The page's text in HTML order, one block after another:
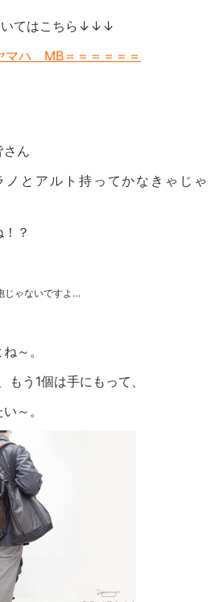
いてはこちら↓↓↓
マハ MB＝＝＝＝＝＝
さん
ノとアルト持ってかなきゃじゃ
？
ゃないですよ…
～。
う1個は手にもって、
～。